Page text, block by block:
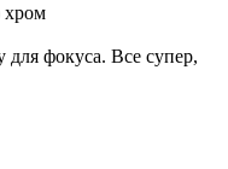
хром
фокуса. Все супер,